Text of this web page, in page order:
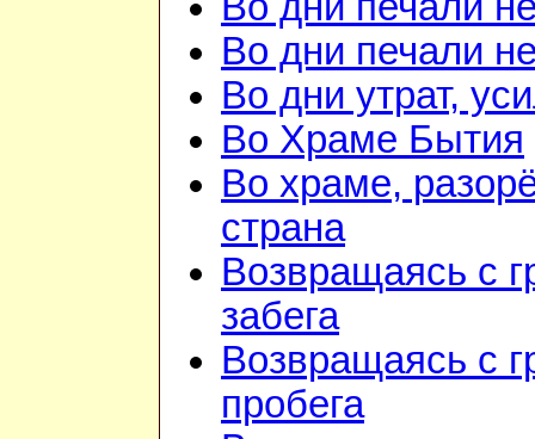
Во дни печали
Во дни утрат,
Во Храме Бытия
Во храме,
страна
Возвращаясь с
забега
Возвращаясь с
пробега